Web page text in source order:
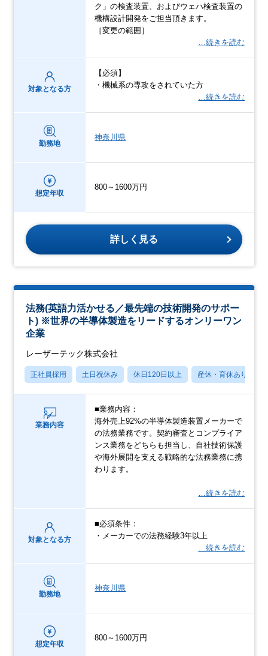
ク」の検査装置、およびウェハ検査装置の
機構設計開発をご担当頂きます。
［変更の範囲］
…続きを読む
対象となる方
【必須】
・機械系の専攻をされていた方
…続きを読む
勤務地
神奈川県
想定年収
800～1600万円
詳しく見る
法務(英語力活かせる／最先端の技術開発のサポー
ト) ※世界の半導体製造をリードするオンリーワン
企業
レーザーテック株式会社
正社員採用 土日祝休み 休日120日以上 産休・育休あり
業務内容
■業務内容：
海外売上92%の半導体製造装置メーカーで
の法務業務です。契約審査とコンプライア
ンス業務をどちらも担当し、自社技術保護
や海外展開を支える戦略的な法務業務に携
わります。
…続きを読む
対象となる方
■必須条件：
・メーカーでの法務経験3年以上
…続きを読む
勤務地
神奈川県
想定年収
800～1600万円